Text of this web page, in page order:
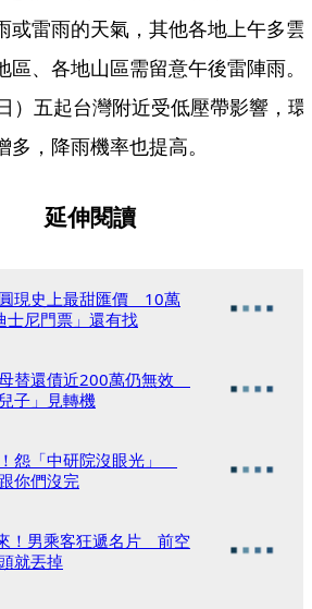
或雷雨的天氣，其他各地上午多雲
區、各地山區需留意午後雷陣雨。
）五起台灣附近受低壓帶影響，環
，降雨機率也提高。
延伸閱讀
現史上最甜匯價 10萬
士尼門票」還有找
替還債近200萬仍無效
子」見轉機
怨「中研院沒眼光」
你們沒完
！男乘客狂遞名片 前空
就丟掉